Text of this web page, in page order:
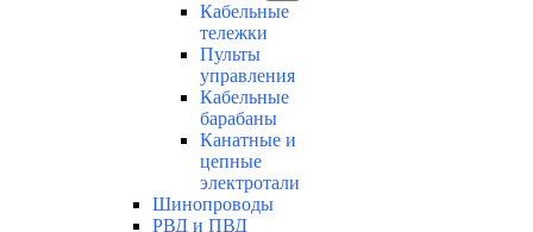
Кабельные
тележки
Пульты
управления
Кабельные
барабаны
Канатные и
цепные
электротали
Шинопроводы
РВД и ПВД